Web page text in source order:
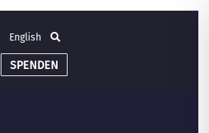
English
SPENDEN